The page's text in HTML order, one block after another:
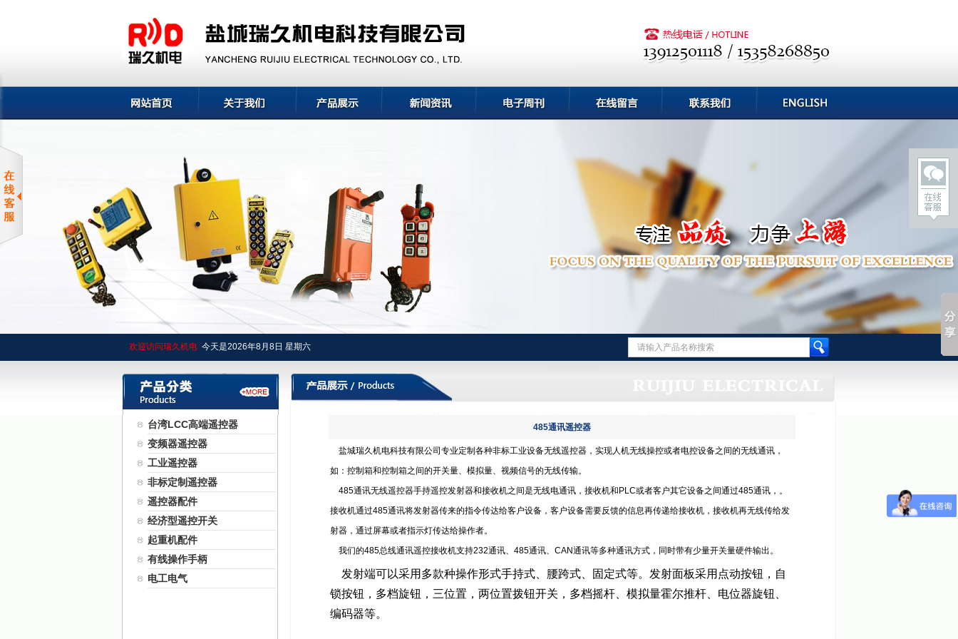
欢迎访问瑞久机电 今天是2026年8月 8日 星期六
台湾LCC高端遥控器
变频器遥控器
工业遥控器
非标定制遥控器
遥控器配件
经济型遥控开关
起重机配件
有线操作手柄
电工电气
485通讯遥控器
盐城瑞久机电科技有限公司专业定制各种非标工业设备无线遥控器，实现人机无线操控或者电控设备之间的无线通讯，
如：控制箱和控制箱之间的开关量、模拟量、视频信号的无线传输。
485通讯无线遥控器手持遥控发射器和接收机之间是无线电通讯，接收机和PLC或者客户其它设备之间通过485通讯，。
接收机通过485通讯将发射器传来的指令传达给客户设备，客户设备需要反馈的信息再传递给接收机，接收机再无线传给发
射器，通过屏幕或者指示灯传达给操作者。
我们的485总线通讯遥控接收机支持232通讯、485通讯、CAN通讯等多种通讯方式，同时带有少量开关量硬件输出。
发射端可以采用多款种操作形式手持式、腰跨式、固定式等。发射面板采用点动按钮，自
锁按钮，多档旋钮，三位置，两位置拨钮开关，多档摇杆、模拟量霍尔推杆、电位器旋钮、
编码器等。